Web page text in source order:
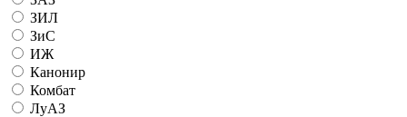
ЗИЛ
ЗиС
ИЖ
Канонир
Комбат
ЛуАЗ